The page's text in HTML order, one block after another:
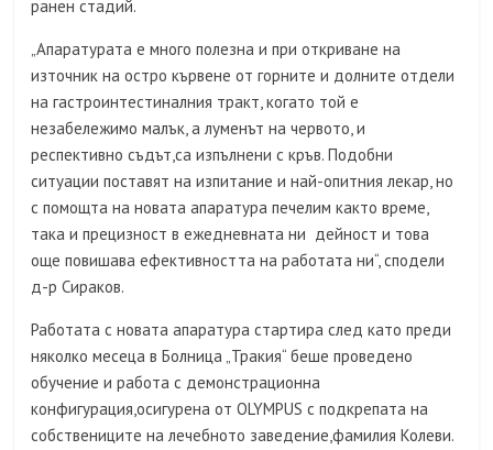
ранен стадий.
„Апаратурата е много полезна и при откриване на
източник на остро кървене от горните и долните отдели
на гастроинтестиналния тракт, когато той е
незабележимо малък, а луменът на червото, и
респективно съдът,са изпълнени с кръв. Подобни
ситуации поставят на изпитание и най-опитния лекар, но
с помощта на новата апаратура печелим както време,
така и прецизност в ежедневната ни дейност и това
още повишава ефективността на работата ни“, сподели
д-р Сираков.
Работата с новата апаратура стартира след като преди
няколко месеца в Болница „Тракия“ беше проведено
обучение и работа с демонстрационна
конфигурация,осигурена от OLYMPUS с подкрепата на
собствениците на лечебното заведение,фамилия Колеви.